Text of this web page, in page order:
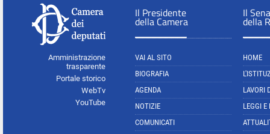
Amministrazione
trasparente
Portale storico
WebTv
YouTube
Il Presidente
della Camera
VAI AL SITO
BIOGRAFIA
AGENDA
NOTIZIE
COMUNICATI
Il
della
HOME
LAVORI
LEGGI E